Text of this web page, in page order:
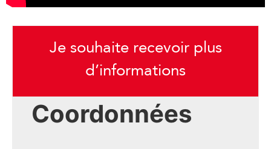
Je souhaite recevoir plus
d’informations
Coordonnées